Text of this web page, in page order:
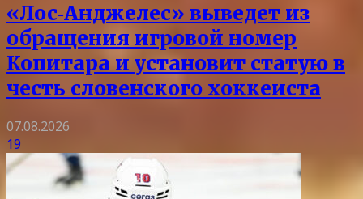
«Лос‑Анджелес» выведет из
обращения игровой номер
Копитара и установит статую в
честь словенского хоккеиста
07.08.2026
19